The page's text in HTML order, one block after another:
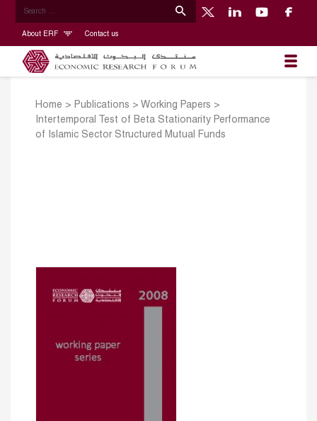
About ERF Contact us
Home > Publications > Working Papers >
Intertemporal Test of Beta Stationarity Performance
of Islamic Sector Structured Mutual Funds